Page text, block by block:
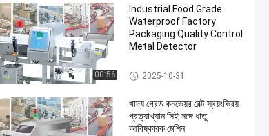
00:56
Industrial Food Grade
Waterproof Factory
Packaging Quality Control
Metal Detector
ফুড মেটাল ডিটেক্টর
2025-10-31
খাদ্য গ্রেড কনভেয়র বেল্ট স্বয়ংক্রিয়
প্রত্যাখ্যান সিই সঙ্গে ধাতু
আবিষ্কারক মেশিন